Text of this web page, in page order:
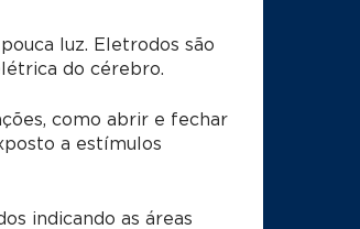
luz. Eletrodos são
do cérebro.
como abrir e fechar
a estímulos
indicando as áreas